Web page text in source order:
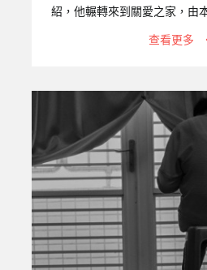
紹，他輾轉來到關愛之家，由
經近兩個月的治療，小牛生命
院至今，小牛展現了強烈的
大，慢慢不再仰賴氧氣機及抽
議題統計至2020年12月底止，
業與社福合計）已達382,028
們若不小心意外懷孕，常因害
為無證移工。她們不敢去醫院
主動去醫院生
查看更多